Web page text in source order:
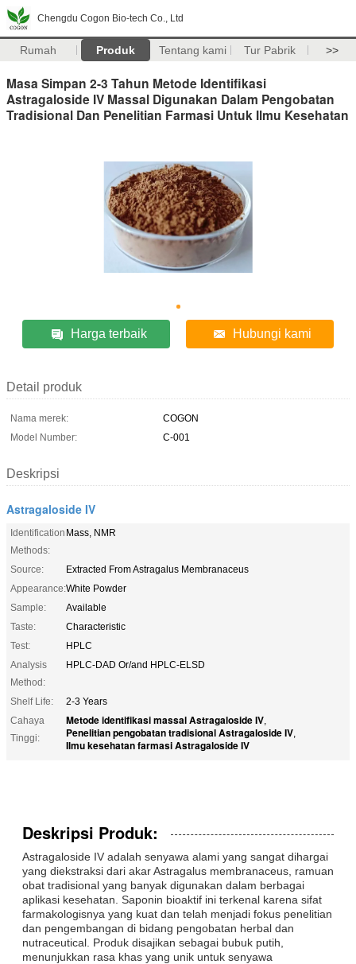
Chengdu Cogon Bio-tech Co., Ltd
Rumah Produk Tentang kami Tur Pabrik >>
Masa Simpan 2-3 Tahun Metode Identifikasi
Astragaloside IV Massal Digunakan Dalam Pengobatan
Tradisional Dan Penelitian Farmasi Untuk Ilmu Kesehatan
Harga terbaik Hubungi kami
Detail produk
Nama merek:
COGON
Model Number:
C-001
Deskripsi
Astragaloside IV
Identification
Methods:
Mass, NMR
Source:
Extracted From Astragalus Membranaceus
Appearance:White Powder
Sample:
Available
Taste:
Characteristic
Test:
HPLC
Analysis
Method:
HPLC-DAD Or/and HPLC-ELSD
Shelf Life:
2-3 Years
Cahaya
Tinggi:
Metode identifikasi massal Astragaloside IV,
Penelitian pengobatan tradisional Astragaloside IV,
Ilmu kesehatan farmasi Astragaloside IV
Deskripsi Produk:
Astragaloside IV adalah senyawa alami yang sangat dihargai
yang diekstraksi dari akar Astragalus membranaceus, ramuan
obat tradisional yang banyak digunakan dalam berbagai
aplikasi kesehatan. Saponin bioaktif ini terkenal karena sifat
farmakologisnya yang kuat dan telah menjadi fokus penelitian
dan pengembangan di bidang pengobatan herbal dan
nutraceutical. Produk disajikan sebagai bubuk putih,
menunjukkan rasa khas yang unik untuk senyawa